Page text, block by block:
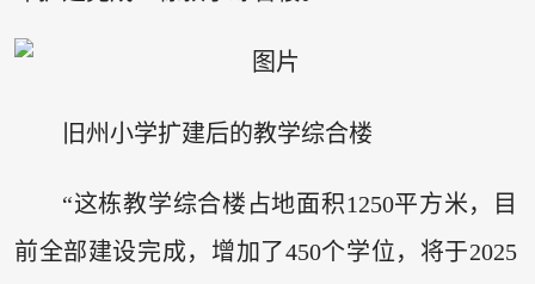
旧州小学扩建后的教学综合楼
“这栋教学综合楼占地面积1250平方米，目
前全部建设完成，增加了450个学位，将于2025